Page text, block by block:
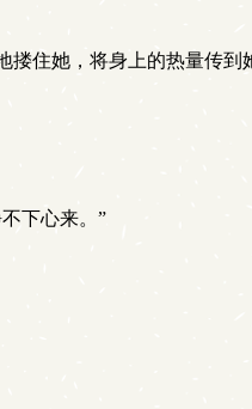
住她，将身上的热量传到
下心来。”